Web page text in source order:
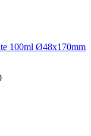
100ml Ø48x170mm